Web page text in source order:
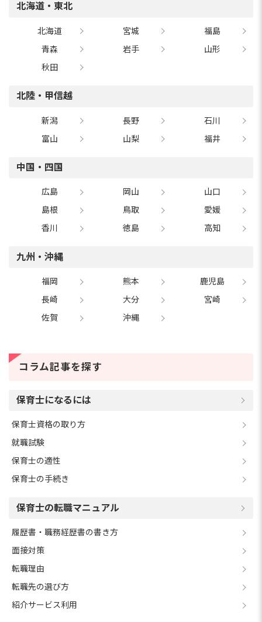
北海道・東北
北海道 宮城
福島
青森
岩手
山形
秋田
北陸・甲信越
新潟 長野
石川
富山
山梨 福井
中国・四国
広島 岡山
山口
島根
鳥取
愛媛
香川
徳島 高知
九州・沖縄
福岡 熊本
鹿児島
長崎
大分
宮崎
佐賀
沖縄
コラム記事を探す
保育士になるには
保育士資格の取り方
就職試験
保育士の適性
保育士の手続き
保育士の転職マニュアル
履歴書・職務経歴書の書き方
面接対策
転職理由
転職先の選び方
紹介サービス利用